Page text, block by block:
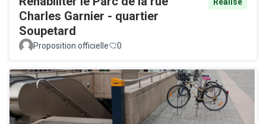
Charles Garnier - quartier
Soupetard
Proposition officielle 0